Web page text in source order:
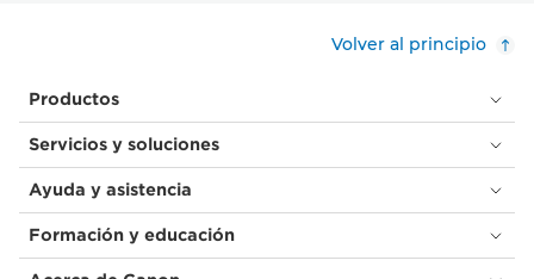
Volver al principio
Productos
Servicios y soluciones
Ayuda y asistencia
Formación y educación